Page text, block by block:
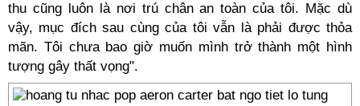
thu cũng luôn là nơi trú chân an toàn của tôi. Mặc dù
vậy, mục đích sau cùng của tôi vẫn là phải được thỏa
mãn. Tôi chưa bao giờ muốn mình trở thành một hình
tượng gây thất vọng".